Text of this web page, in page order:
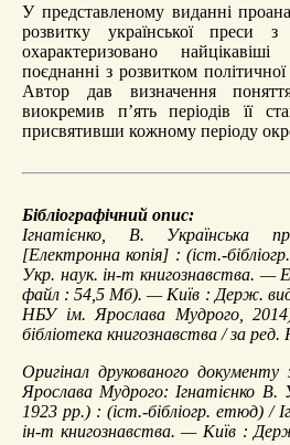
У представленому виданні
розвитку української
охарактеризовано
поєднанні з розвитком
Автор дав визначення
виокремив п’ять періодів її
присвятивши кожному періоду
Бібліографічний опис:
Ігнатієнко, В. Українська
[Електронна копія] : (іст.-
Укр. наук. ін-т книгознавства. —
файл : 54,5 Мб). — Київ : Держ.
НБУ ім. Ярослава Мудрого,
бібліотека книгознавства / за
Оригінал друкованого
Ярослава Мудрого: Ігнатієнко В.
1923 рр.) : (іст.-бібліогр. етюд) /
ін-т книгознавства. — Київ :